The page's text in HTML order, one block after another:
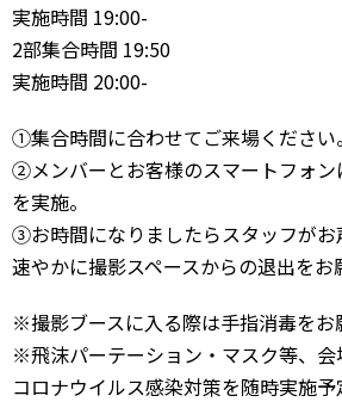
実施時間 19:00-
2部集合時間 19:50
実施時間 20:00-
①集合時間に合わせてご来場ください。
②メンバーとお客様のスマートフォン
を実施。
③お時間になりましたらスタッフがお
速やかに撮影スペースからの退出をお
※撮影ブースに入る際は手指消毒をお
※飛沫パーテーション・マスク等、
コロナウイルス感染対策を随時実施予